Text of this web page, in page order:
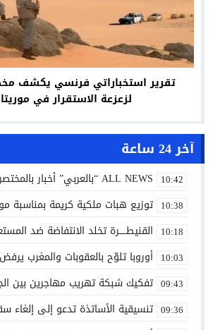
تقرير استخباراتي فرنسي يكشف
لزعزعة الاستقرار في
آخر 24 ساعة
10:42 ALL NEWS “بالعربي” أخبار بالمختصر المفيد من كل حدب وصوب
10:38 توزيع هبات ملكية كريمة بمناسبة
10:18 القنيطـــــرة تخلد الانتفاضة ضد المستعمر
10:03 أوروبا تلوّح بالعقوبات والمغرب يرفض
09:43 تفكيك شبكة تهريب مهاجرين بين
09:36 تنسيقية الأساتذة تدعو إلى